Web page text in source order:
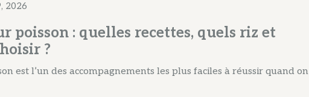
2026
poisson : quelles recettes, quels riz et
?
est l’un des accompagnements les plus faciles à réussir quand on